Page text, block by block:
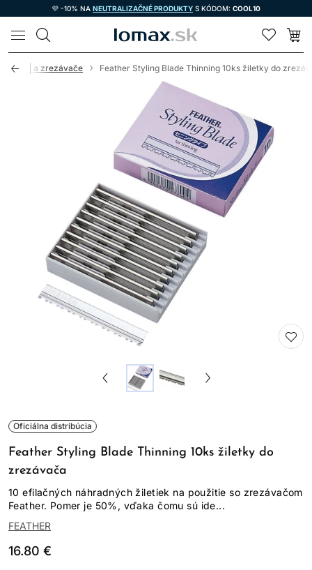
💜 -10% NA NEUTRALIZAČNÉ PRODUKTY S KÓDOM: COOL10
LOMAX
Britvy a zrezávače Feather Styling Blade Thinning 10ks žiletky do
Oficiálna distribúcia
Feather Styling Blade Thinning 10ks žiletky do
zrezávača
10 efilačných náhradných žiletiek na použitie so zrezávačom
Feather. Pomer je 50%, vďaka čomu sú ide...
FEATHER
16.80 €